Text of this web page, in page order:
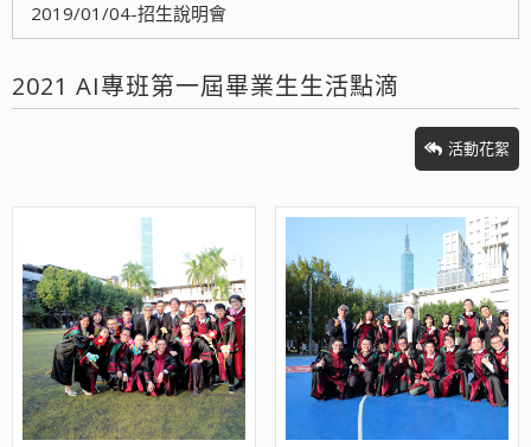
2019/01/04-招生說明會
2021 AI專班第一屆畢業生生活點滴
活動花絮